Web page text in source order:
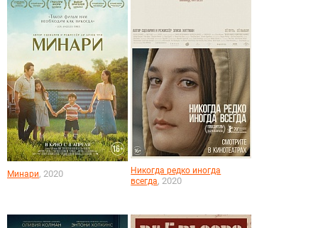
Минари, 2020
Никогда редко иногда
всегда, 2020